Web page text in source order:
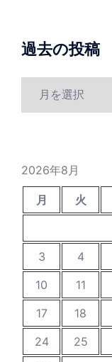
過去の投稿
2026年8月
月 火
3
4
10
11
17
18
24
25